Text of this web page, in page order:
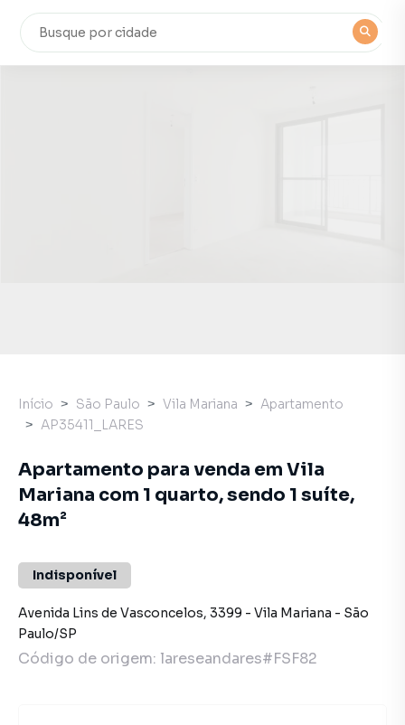
Início São Paulo Vila Mariana
Apartamento
AP35411_LARES
Apartamento para venda em Vila
Mariana com 1 quarto, sendo 1 suíte,
48m²
Indisponível
Avenida Lins de Vasconcelos, 3399 - Vila Mariana - São
Paulo/SP
Código de origem: lareseandares#FSF82